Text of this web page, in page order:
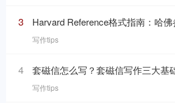
3 Harvard Reference格式指南：哈佛参考文
写作tips
4 套磁信怎么写？套磁信写作三大基
写作tips